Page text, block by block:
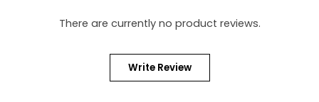
There are currently no product reviews.
Write Review